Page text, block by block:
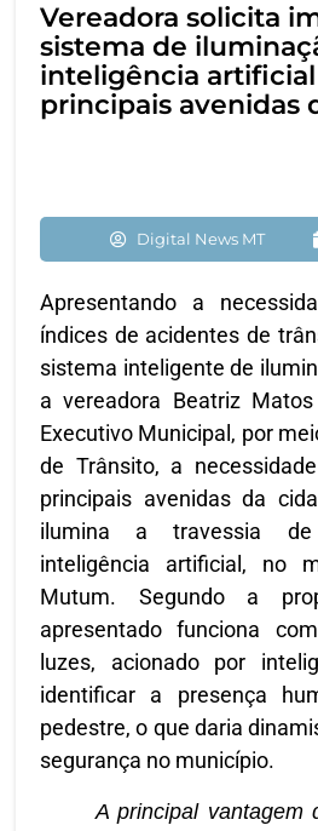
Vereadora solicita
sistema de
inteligência artificial
principais avenidas
Digital News MT
Apresentando a
índices de acidentes de
sistema inteligente de
a vereadora Beatriz
Executivo Municipal, por
de Trânsito, a
principais avenidas da
ilumina a travessia
inteligência artificial, no
Mutum. Segundo a
apresentado funciona
luzes, acionado por
identificar a presença
pedestre, o que daria
segurança no município.
A principal vantagem